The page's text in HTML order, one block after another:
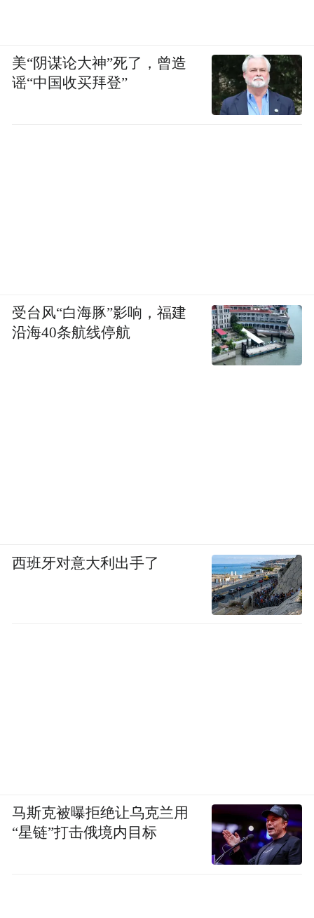
美“阴谋论大神”死了，曾造
谣“中国收买拜登”
受台风“白海豚”影响，福建
沿海40条航线停航
西班牙对意大利出手了
马斯克被曝拒绝让乌克兰用
“星链”打击俄境内目标